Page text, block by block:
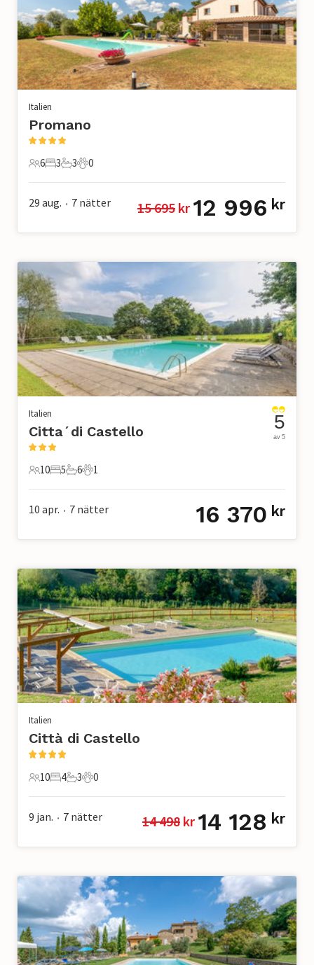
Italien
Promano
6 Gäster
6
3 Sovrum
3
3 Badrum
3
0 Husdjur
0
29 aug. • 7 nätter 15 695 kr 12 996 kr
Italien
Citta´di Castello
10 Gäster
10
5 Sovrum
5
6 Badrum
6
1 Husdjur
1
5
av 5
10 apr. • 7 nätter 16 370 kr
Italien
Città di Castello
10 Gäster
10
4 Sovrum
4
3 Badrum
3
0 Husdjur
0
9 jan. • 7 nätter 14 498 kr 14 128 kr